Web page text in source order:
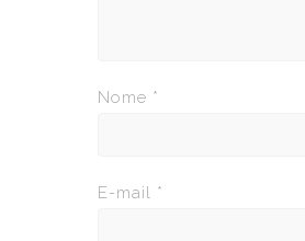
Nome *
E-mail *